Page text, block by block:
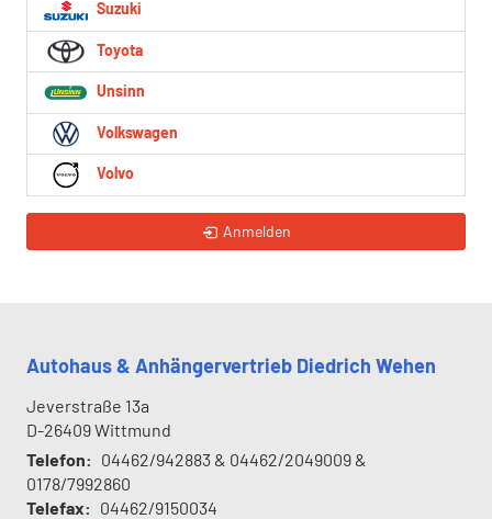
Suzuki
Toyota
Unsinn
Volkswagen
Volvo
Anmelden
Autohaus & Anhängervertrieb Diedrich Wehen
Jeverstraße 13a
D-26409Wittmund
Telefon: 04462/942883 & 04462/2049009 &
0178/7992860
Telefax: 04462/9150034